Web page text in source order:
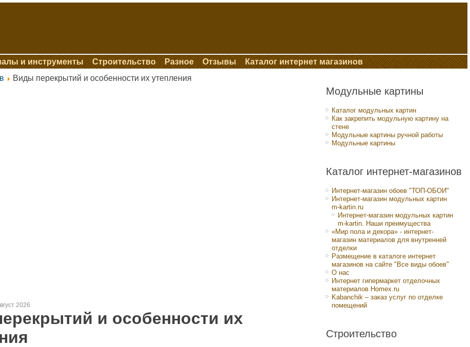
и инструменты Строительство Разное Отзывы Каталог интернет магазинов
Виды перекрытий и особенности их утепления
2026
и особенности их
Модульные картины
Каталог модульных картин
Как закрепить модульную картину на
стене
Модульные картины ручной работы
Модульные картины
Каталог интернет-магазинов
Интернет-магазин обоев "ТОП-ОБОИ"
Интернет-магазин модульных картин
m-kartin.ru
Интернет-магазин модульных картин
m-kartin. Наши преимущества
«Мир пола и декора» - интернет-
магазин материалов для внутренней
отделки
Размещение в каталоге интернет
магазинов на сайте "Все виды обоев"
О нас
Интернет гипермаркет отделочных
материалов Homex.ru
Kabanchik – заказ услуг по отделке
помещений
Строительство